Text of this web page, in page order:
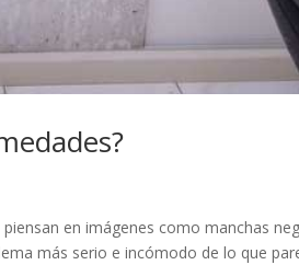
en imágenes como manchas
más serio e incómodo de lo que